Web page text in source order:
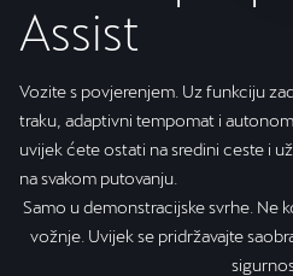
Assist
Vozite s povjerenjem. Uz funkciju
traku, adaptivni tempomat i
uvijek ćete ostati na sredini ceste i
na svakom putovanju.
Samo u demonstracijske svrhe. Ne
vožnje. Uvijek se pridržavajte